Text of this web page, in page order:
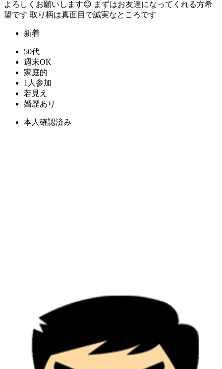
よろしくお願いします😊 まずはお友達になってくれる方希
望です 取り柄は真面目で誠実なところです
新着
50代
週末OK
家庭的
1人参加
若見え
婚歴あり
本人確認済み